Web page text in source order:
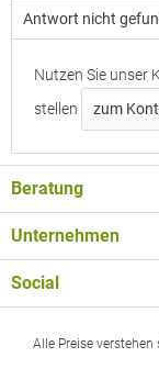
Antwort nicht
Nutzen Sie unser
stellen
zum
Beratung
Unternehmen
Social
Alle Preise